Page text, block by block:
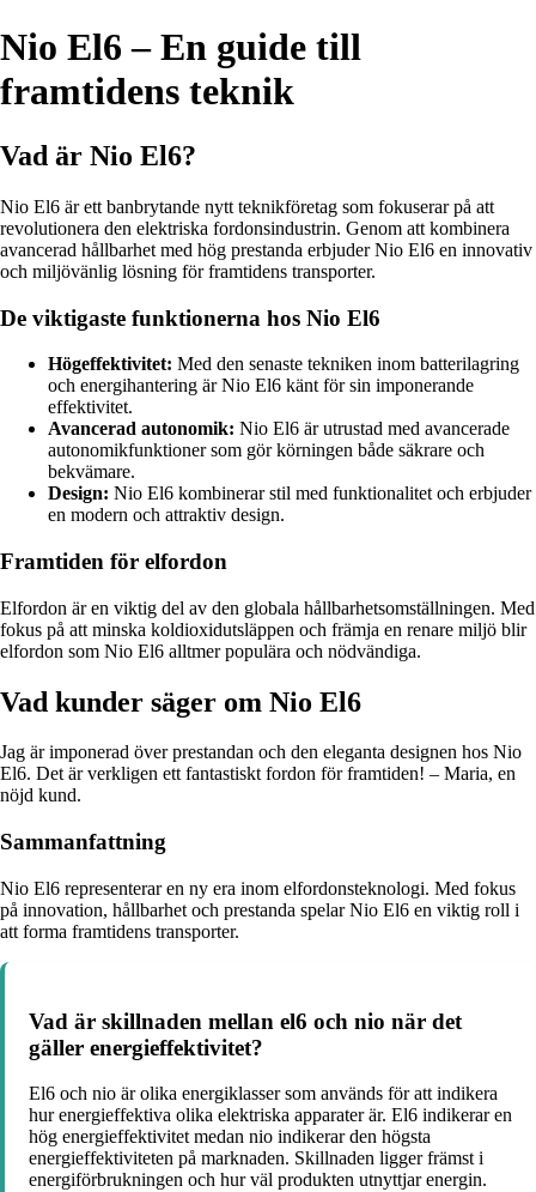
Nio El6 – En guide till
framtidens teknik
Vad är Nio El6?
Nio El6 är ett banbrytande nytt teknikföretag som fokuserar på att
revolutionera den elektriska fordonsindustrin. Genom att kombinera
avancerad hållbarhet med hög prestanda erbjuder Nio El6 en innovativ
och miljövänlig lösning för framtidens transporter.
De viktigaste funktionerna hos Nio El6
Högeffektivitet: Med den senaste tekniken inom batterilagring
och energihantering är Nio El6 känt för sin imponerande
effektivitet.
Avancerad autonomik: Nio El6 är utrustad med avancerade
autonomikfunktioner som gör körningen både säkrare och
bekvämare.
Design: Nio El6 kombinerar stil med funktionalitet och erbjuder
en modern och attraktiv design.
Framtiden för elfordon
Elfordon är en viktig del av den globala hållbarhetsomställningen. Med
fokus på att minska koldioxidutsläppen och främja en renare miljö blir
elfordon som Nio El6 alltmer populära och nödvändiga.
Vad kunder säger om Nio El6
Jag är imponerad över prestandan och den eleganta designen hos Nio
El6. Det är verkligen ett fantastiskt fordon för framtiden! – Maria, en
nöjd kund.
Sammanfattning
Nio El6 representerar en ny era inom elfordonsteknologi. Med fokus
på innovation, hållbarhet och prestanda spelar Nio El6 en viktig roll i
att forma framtidens transporter.
Vad är skillnaden mellan el6 och nio när det
gäller energieffektivitet?
El6 och nio är olika energiklasser som används för att indikera
hur energieffektiva olika elektriska apparater är. El6 indikerar en
hög energieffektivitet medan nio indikerar den högsta
energieffektiviteten på marknaden. Skillnaden ligger främst i
energiförbrukningen och hur väl produkten utnyttjar energin.